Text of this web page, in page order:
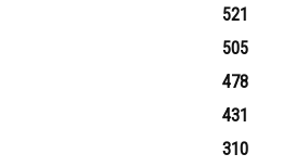
521
505
478
431
310